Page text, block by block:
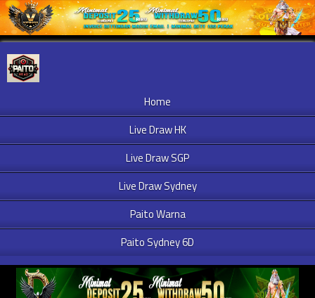
Home
Live Draw HK
Live Draw SGP
Live Draw Sydney
Paito Warna
Paito Sydney 6D